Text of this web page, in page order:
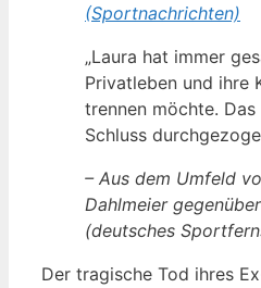
(Sportnachrichten)
„Laura hat immer
Privatleben und ihre
trennen möchte.
Schluss
– Aus dem Umfeld
Dahlmeier
(deutsches
Der tragische Tod ihres